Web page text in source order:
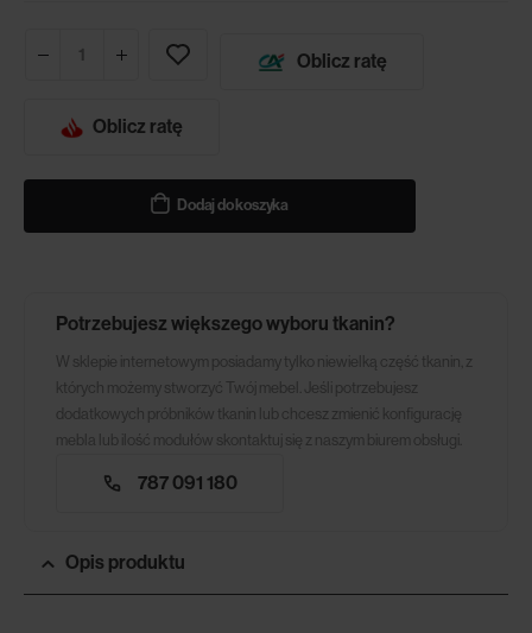
Oblicz ratę
Oblicz ratę
Dodaj do koszyka
Potrzebujesz większego wyboru tkanin?
W sklepie internetowym posiadamy tylko niewielką część tkanin, z
których możemy stworzyć Twój mebel. Jeśli potrzebujesz
dodatkowych próbników tkanin lub chcesz zmienić konfigurację
mebla lub ilość modułów skontaktuj się z naszym biurem obsługi.
787 091 180
Opis produktu